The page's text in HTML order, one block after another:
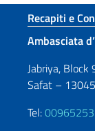
Recapiti e
Ambasciata
Jabriya, Block
Safat –
Tel: